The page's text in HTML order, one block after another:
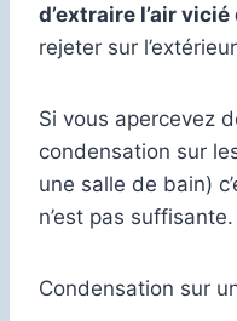
d’extraire l’air
rejeter sur
Si vous apercevez
condensation sur
une salle de bain)
n’est pas suffisante.
Condensation sur